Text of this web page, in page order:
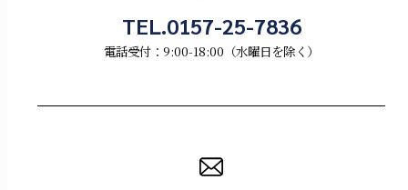
TEL.0157-25-7836
電話受付：9:00-18:00（水曜日を除く）